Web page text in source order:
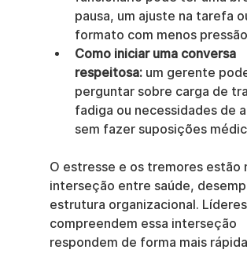
pausa, um ajuste na tarefa
formato com menos
Como iniciar uma conversa
respeitosa: um gerente
perguntar sobre carga de
fadiga ou necessidades de
sem fazer suposições
O estresse e os tremores estão
interseção entre saúde,
estrutura organizacional.
compreendem essa interseção
respondem de forma mais